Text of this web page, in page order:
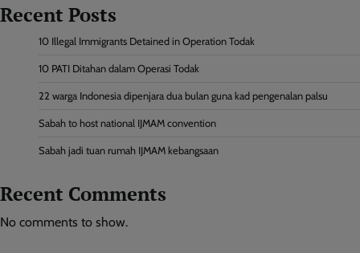
Recent Posts
10 Illegal Immigrants Detained in Operation Todak
10 PATI Ditahan dalam Operasi Todak
22 warga Indonesia dipenjara dua bulan guna kad pengenalan palsu
Sabah to host national IJMAM convention
Sabah jadi tuan rumah IJMAM kebangsaan
Recent Comments
No comments to show.